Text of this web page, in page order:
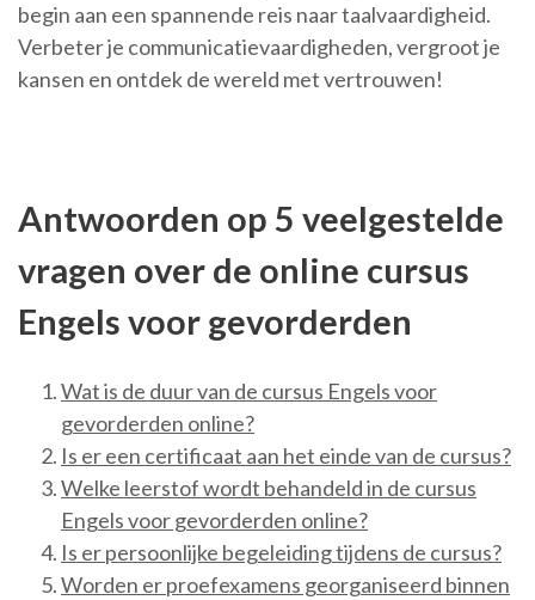
begin aan een spannende reis naar taalvaardigheid.
Verbeter je communicatievaardigheden, vergroot je
kansen en ontdek de wereld met vertrouwen!
Antwoorden op 5 veelgestelde
vragen over de online cursus
Engels voor gevorderden
Wat is de duur van de cursus Engels voor
gevorderden online?
Is er een certificaat aan het einde van de cursus?
Welke leerstof wordt behandeld in de cursus
Engels voor gevorderden online?
Is er persoonlijke begeleiding tijdens de cursus?
Worden er proefexamens georganiseerd binnen